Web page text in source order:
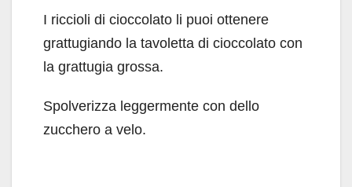
I riccioli di cioccolato li puoi ottenere
grattugiando la tavoletta di cioccolato con
la grattugia grossa.
Spolverizza leggermente con dello
zucchero a velo.